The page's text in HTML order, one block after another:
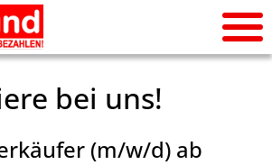
bei uns!
(m/w/d) ab